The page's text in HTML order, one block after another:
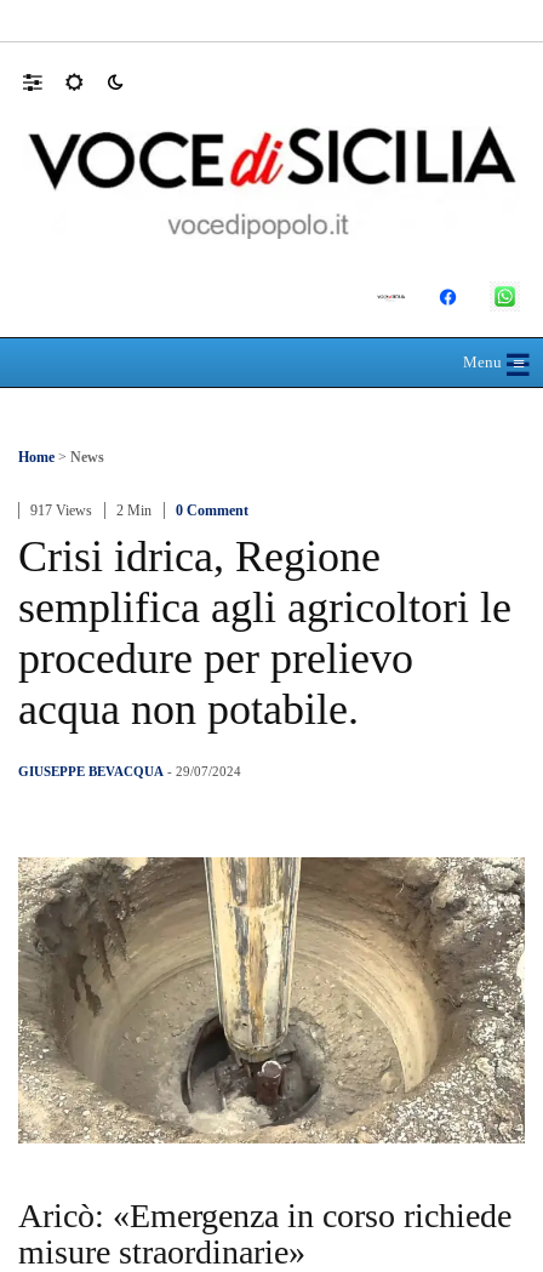
Menu≡
☰
Home > News
917 Views 2 Min 0 Comment
Crisi idrica, Regione
semplifica agli agricoltori le
procedure per prelievo
acqua non potabile.
GIUSEPPE BEVACQUA - 29/07/2024
Aricò: «Emergenza in corso richiede
misure straordinarie»